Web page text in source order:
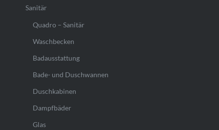
Sanitär
Quadro – Sanitär
Waschbecken
Badausstattung
Bade- und Duschwannen
Duschkabinen
Dampfbäder
Glas